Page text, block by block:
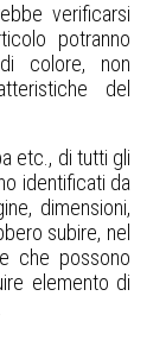
verificarsi
potranno
colore, non
del
etc., di tutti gli
identificati da
dimensioni,
subire, nel
che possono
elemento di